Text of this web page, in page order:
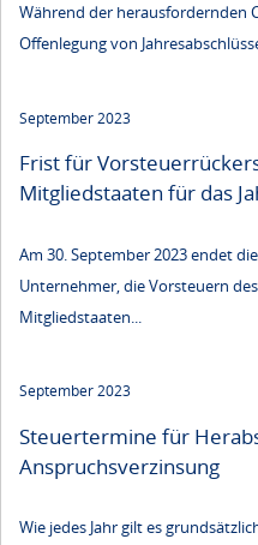
Während der herausfordernden
Offenlegung von
September 2023
Frist für
Mitgliedstaaten für das
Am 30. September 2023 endet
Unternehmer, die Vorsteuern des
Mitgliedstaaten...
September 2023
Steuertermine für
Anspruchsverzinsung
Wie jedes Jahr gilt es